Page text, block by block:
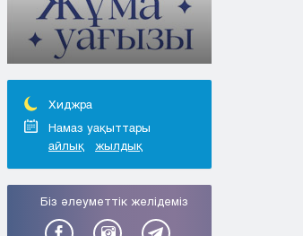
Петропавловск
Семей
Талдыкорган
Тараз
Туркестан
Уральск
Усть-Каменогорск
Шымкент
Хиджра
Намаз уақыттары
айлық
жылдық
Біз әлеуметтік желідеміз